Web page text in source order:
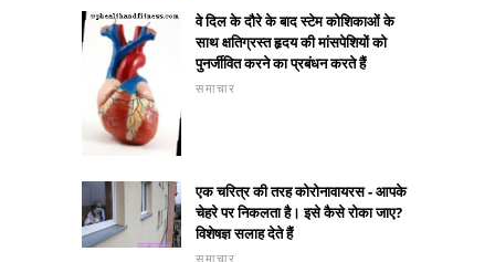
वे दिल के दौरे के बाद स्टेम कोशिकाओं के
साथ क्षतिग्रस्त हृदय की मांसपेशियों को
पुनर्जीवित करने का प्रबंधन करते हैं
समाचार
एक चरित्र की तरह कोरोनावायरस - आपके
चेहरे पर निकलता है। इसे कैसे रोका जाए?
विशेषज्ञ सलाह देते हैं
समाचार